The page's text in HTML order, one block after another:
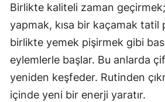
Birlikte kaliteli zaman geçirmek;
yapmak, kısa bir kaçamak tatil
birlikte yemek pişirmek gibi
eylemlerle başlar. Bu anlarda
yeniden keşfeder. Rutinden
içinde yeni bir enerji yaratır.